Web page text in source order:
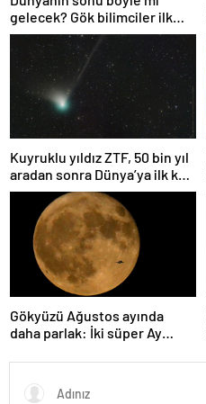
gelecek? Gök bilimciler ilk
kez sönen yıldızın gezegeni
yutmasına tanık oldu
Kuyruklu yıldız ZTF, 50 bin yıl
aradan sonra Dünya’ya ilk kez
çok yaklaşacak
Gökyüzü Ağustos ayında
daha parlak: İki süper Ay